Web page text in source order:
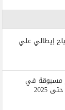
إيطالي علي
مسبوقة في